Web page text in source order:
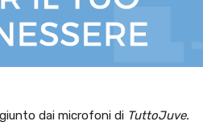
dai microfoni di TuttoJuve.